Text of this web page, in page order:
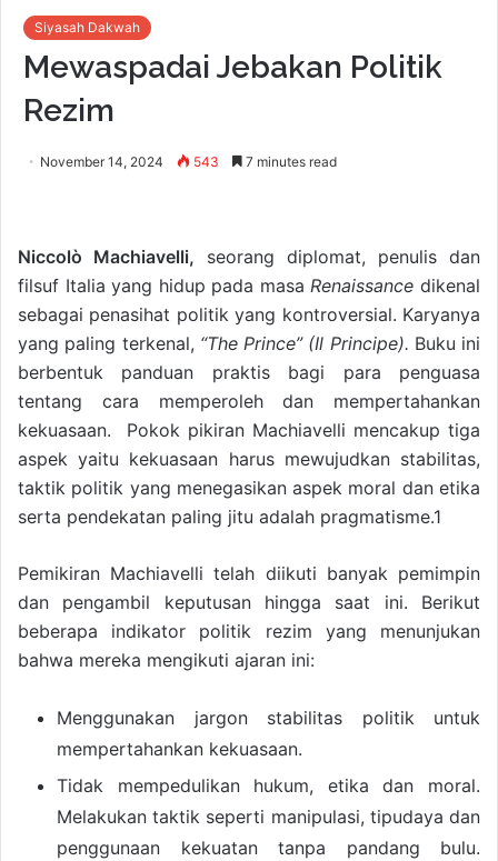
Siyasah Dakwah
Mewaspadai Jebakan Politik
Rezim
November 14, 2024 543 7 minutes read
Niccolò Machiavelli, seorang diplomat, penulis dan
filsuf Italia yang hidup pada masaRenaissance dikenal
sebagai penasihat politik yang kontroversial. Karyanya
yang paling terkenal, “The Prince” (Il Principe). Buku ini
berbentuk panduan praktis bagi para penguasa
tentang cara memperoleh dan mempertahankan
kekuasaan. Pokok pikiran Machiavelli mencakup tiga
aspek yaitu kekuasaan harus mewujudkan stabilitas,
taktik politik yang menegasikan aspek moral dan etika
serta pendekatan paling jitu adalah pragmatisme.1
Pemikiran Machiavelli telah diikuti banyak pemimpin
dan pengambil keputusan hingga saat ini. Berikut
beberapa indikator politik rezim yang menunjukan
bahwa mereka mengikuti ajaran ini:
Menggunakan jargon stabilitas politik untuk
mempertahankan kekuasaan.
Tidak mempedulikan hukum, etika dan moral.
Melakukan taktik seperti manipulasi, tipudaya dan
penggunaan kekuatan tanpa pandang bulu.